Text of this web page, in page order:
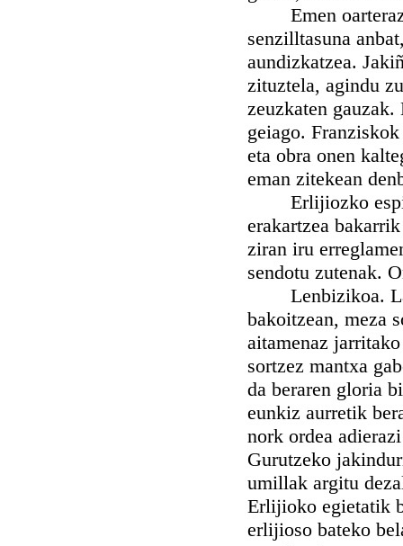
Emen oarterazi
senzilltasuna
aundizkatzea.
zituztela, agindu
zeuzkaten
geiago.
eta obra onen
eman zitekean
Erlijiozko
erakartzea
ziran iru
sendotu zutenak.
Lenbizikoa.
bakoitzean, meza
aitamenaz
sortzez mantxa
da beraren gloria
eunkiz aurretik
nork ordea
Gurutzeko
umillak argitu
Erlijioko egietatik
erlijioso bateko